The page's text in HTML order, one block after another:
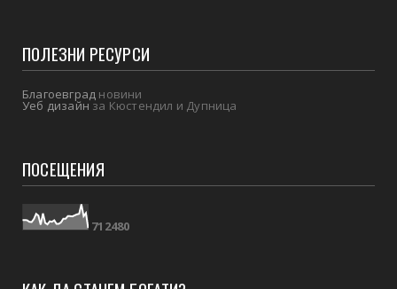
ПОЛЕЗНИ РЕСУРСИ
Благоевград новини
Уеб дизайн за Кюстендил и Дупница
ПОСЕЩЕНИЯ
71 2480